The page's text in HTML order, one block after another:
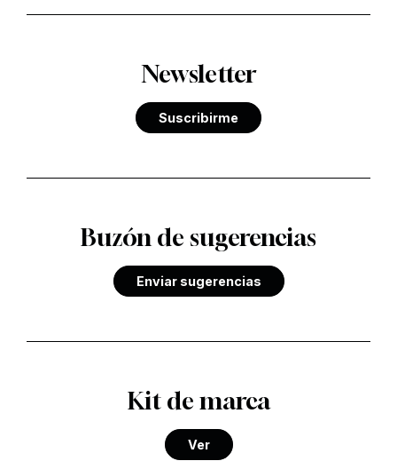
Newsletter
Suscribirme
Buzón de sugerencias
Enviar sugerencias
Kit de marca
Ver